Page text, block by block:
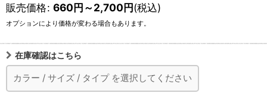
販売価格: 660円～2,700円(税込)
オプションにより価格が変わる場合もあります。
在庫確認はこちら
カラー / サイズ / タイプ を選択してください